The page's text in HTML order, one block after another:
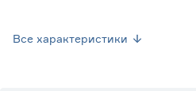
Все характеристики